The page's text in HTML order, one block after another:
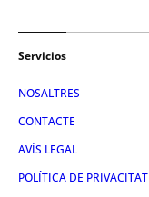
Servicios
NOSALTRES
CONTACTE
AVÍS LEGAL
POLÍTICA DE PRIVACITAT